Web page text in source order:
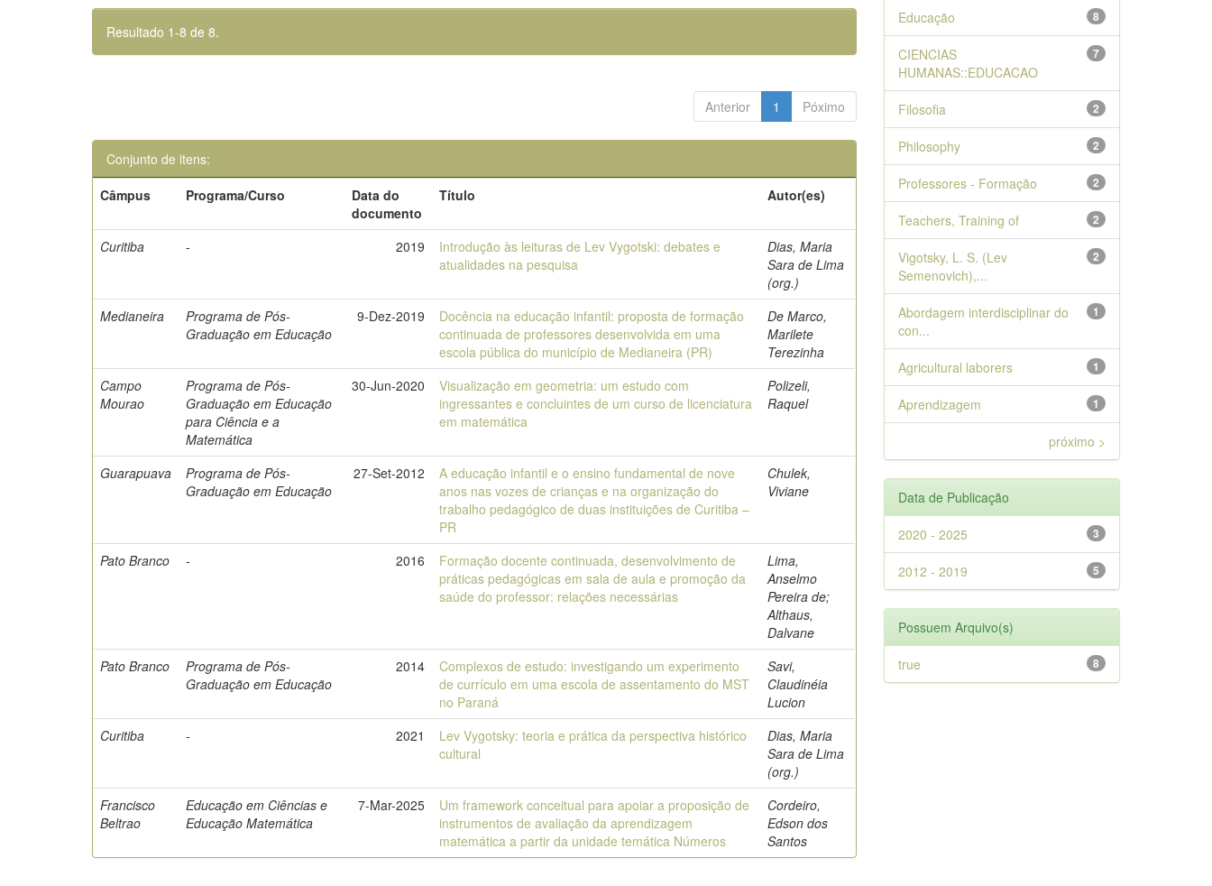
Resultado 1-8 de 8.
Anterior 1 Póximo
Conjunto de itens:
Câmpus
Programa/Curso
Data do
documento
Título Autor(es)
Curitiba - 2019
Introdução às leituras de Lev Vygotski: debates e
atualidades na pesquisa
Dias, Maria
Sara de Lima
(org.)
Medianeira
Programa de Pós-
Graduação em Educação
9-Dez-2019
Docência na educação infantil: proposta de formação
continuada de professores desenvolvida em uma
escola pública do município de Medianeira (PR)
De Marco,
Marilete
Terezinha
Campo
Mourao
Programa de Pós-
Graduação em Educação
para Ciência e a
Matemática
30-Jun-2020
Visualização em geometria: um estudo com
ingressantes e concluintes de um curso de licenciatura
em matemática
Polizeli,
Raquel
Guarapuava
Programa de Pós-
Graduação em Educação
27-Set-2012
A educação infantil e o ensino fundamental de nove
anos nas vozes de crianças e na organização do
trabalho pedagógico de duas instituições de Curitiba –
PR
Chulek,
Viviane
Pato Branco - 2016
Formação docente continuada, desenvolvimento de
práticas pedagógicas em sala de aula e promoção da
saúde do professor: relações necessárias
Lima,
Anselmo
Pereira de;
Althaus,
Dalvane
Pato Branco
Programa de Pós-
Graduação em Educação
2014
Complexos de estudo: investigando um experimento
de currículo em uma escola de assentamento do MST
no Paraná
Savi,
Claudinéia
Lucion
Curitiba
- 2021
Lev Vygotsky: teoria e prática da perspectiva histórico
cultural
Dias, Maria
Sara de Lima
(org.)
Francisco
Beltrao
Educação em Ciências e
Educação Matemática
7-Mar-2025
Um framework conceitual para apoiar a proposição de
instrumentos de avaliação da aprendizagem
matemática a partir da unidade temática Números
Cordeiro,
Edson dos
Santos
8
Educação
7
CIENCIAS
HUMANAS::EDUCACAO
2
Filosofia
2
Philosophy
2
Professores - Formação
2
Teachers, Training of
2
Vigotsky, L. S. (Lev
Semenovich),...
1
Abordagem interdisciplinar do
con...
1
Agricultural laborers
1
Aprendizagem
próximo >
Data de Publicação
3
2020 - 2025
5
2012 - 2019
Possuem Arquivo(s)
8
true